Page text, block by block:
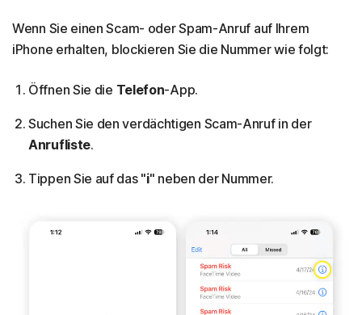
Wenn Sie einen Scam- oder Spam-Anruf auf Ihrem
iPhone erhalten, blockieren Sie die Nummer wie folgt:
Öffnen Sie die Telefon-App.
Suchen Sie den verdächtigen Scam-Anruf in der
Anrufliste.
Tippen Sie auf das "i" neben der Nummer.